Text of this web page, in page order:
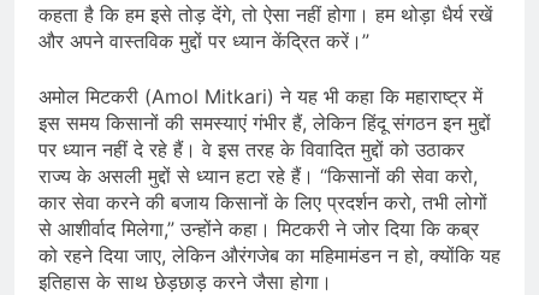
कहता है कि हम इसे तोड़ देंगे, तो ऐसा नहीं होगा। हम थोड़ा धैर्य रखें
और अपने वास्तविक मुद्दों पर ध्यान केंद्रित करें।”
अमोल मिटकरी (Amol Mitkari) ने यह भी कहा कि महाराष्ट्र में
इस समय किसानों की समस्याएं गंभीर हैं, लेकिन हिंदू संगठन इन मुद्दों
पर ध्यान नहीं दे रहे हैं। वे इस तरह के विवादित मुद्दों को उठाकर
राज्य के असली मुद्दों से ध्यान हटा रहे हैं। “किसानों की सेवा करो,
कार सेवा करने की बजाय किसानों के लिए प्रदर्शन करो, तभी लोगों
से आशीर्वाद मिलेगा,” उन्होंने कहा। मिटकरी ने जोर दिया कि कब्र
को रहने दिया जाए, लेकिन औरंगजेब का महिमामंडन न हो, क्योंकि यह
इतिहास के साथ छेड़छाड़ करने जैसा होगा।